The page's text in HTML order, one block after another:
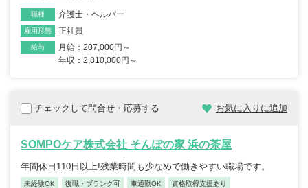
職種 介護士・ヘルパー
雇用形態 正社員
給与
月給：207,000円～
年収：2,810,000円～
チェックして問合せ・応募する お気に入りに追加
SOMPOケア株式会社 そんぽの家 浜の茶屋
年間休日110日以上!残業時間も少なめで働きやすい職場です。
未経験OK 復職・ブランク可 車通勤OK 資格取得支援あり